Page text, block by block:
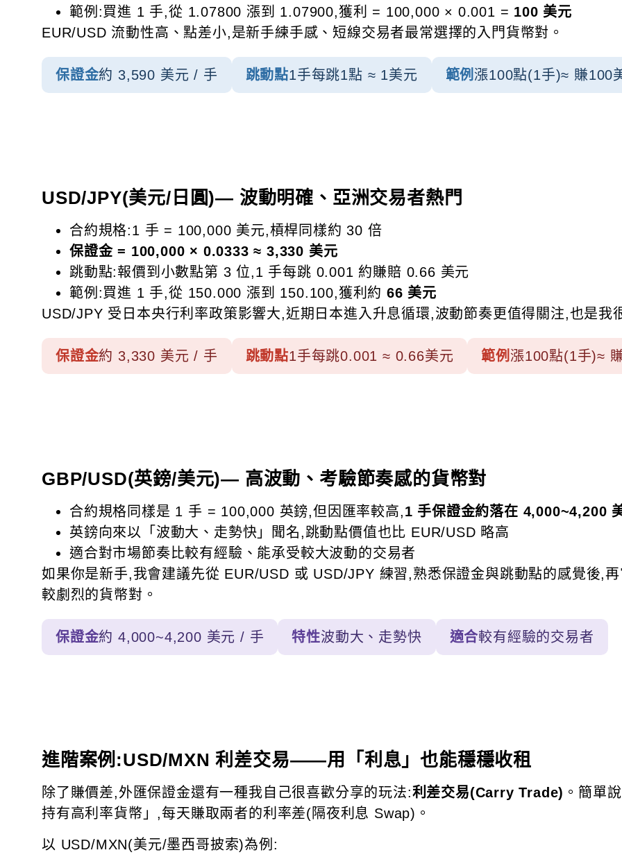
範例:買進 1 手,從 1.07800 漲到 1.07900,獲利 = 100,000 × 0.001 = 100 美元
EUR/USD 流動性高、點差小,是新手練手感、短線交易者最常選擇的入門貨幣對。
保證金約 3,590 美元 / 手 跳動點1手每跳1點 ≈ 1美元 範例 漲100點(1手)≈ 賺100
USD/JPY(美元/日圓)— 波動明確、亞洲交易者熱門
合約規格:1 手 = 100,000 美元,槓桿同樣約 30 倍
保證金 = 100,000 × 0.0333 ≈ 3,330 美元
跳動點:報價到小數點第 3 位,1 手每跳 0.001 約賺賠 0.66 美元
範例:買進 1 手,從 150.000 漲到 150.100,獲利約 66 美元
USD/JPY 受日本央行利率政策影響大,近期日本進入升息循環,波動節奏更值得關注,也是我
保證金約 3,330 美元 / 手 跳動點1手每跳0.001 ≈ 0.66美元 範例 漲100點(1手)≈
GBP/USD(英鎊/美元)— 高波動、考驗節奏感的貨幣對
合約規格同樣是 1 手 = 100,000 英鎊,但因匯率較高,1 手保證金約落在 4,000~4,200
英鎊向來以「波動大、走勢快」聞名,跳動點價值也比 EUR/USD 略高
適合對市場節奏比較有經驗、能承受較大波動的交易者
如果你是新手,我會建議先從 EUR/USD 或 USD/JPY 練習,熟悉保證金與跳動點的感覺後,
較劇烈的貨幣對。
保證金約 4,000~4,200 美元 / 手 特性波動大、走勢快 適合較有經驗的交易者
進階案例:USD/MXN 利差交易——用「利息」也能穩穩收租
除了賺價差,外匯保證金還有一種我自己很喜歡分享的玩法:利差交易(Carry Trade) 。簡單
持有高利率貨幣」,每天賺取兩者的利率差(隔夜利息 Swap)。
以 USD/MXN(美元/墨西哥披索)為例: